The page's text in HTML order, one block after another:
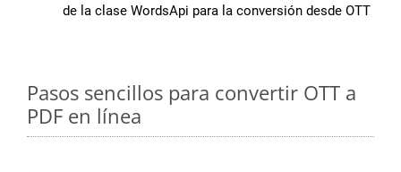
de la clase WordsApi para la conversión desde OTT
Pasos sencillos para convertir OTT a
PDF en línea